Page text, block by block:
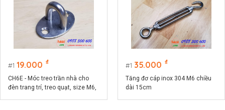
1 19.000 ₫
CH6E - Móc treo trần nhà cho
đèn trang trí, treo quạt, size M6,
1 35.000 ₫
Tăng đơ cáp inox 304 M6 chiều
dài 15cm